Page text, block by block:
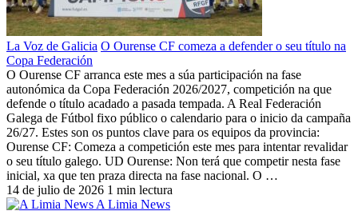
La Voz de Galicia O Ourense CF comeza a defender o seu título na
Copa Federación
O Ourense CF arranca este mes a súa participación na fase
autonómica da Copa Federación 2026/2027, competición na que
defende o título acadado a pasada tempada. A Real Federación
Galega de Fútbol fixo público o calendario para o inicio da campaña
26/27. Estes son os puntos clave para os equipos da provincia:
Ourense CF: Comeza a competición este mes para intentar revalidar
o seu título galego. UD Ourense: Non terá que competir nesta fase
inicial, xa que ten praza directa na fase nacional. O …
14 de julio de 2026 1 min lectura
A Limia News